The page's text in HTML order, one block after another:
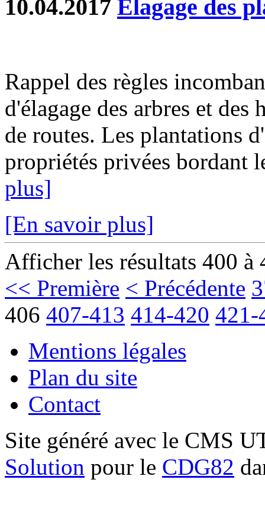
10.04.2017 Elagage des
Rappel des règles
d'élagage des arbres et des
de routes. Les plantations
propriétés privées bordant
plus]
[En savoir plus]
Afficher les résultats 400 à
<< Première < Précédente
406 407-413 414-420 421-
Mentions légales
Plan du site
Contact
Site généré avec le CMS
Solution pour le CDG82